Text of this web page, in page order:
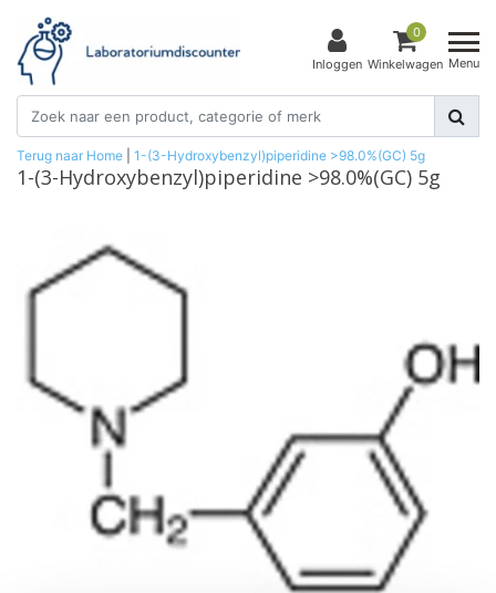
Inloggen
0
Winkelwagen Menu
Terug naar Home 1-(3-Hydroxybenzyl)piperidine >98.0%(GC) 5g
1-(3-Hydroxybenzyl)piperidine >98.0%(GC) 5g